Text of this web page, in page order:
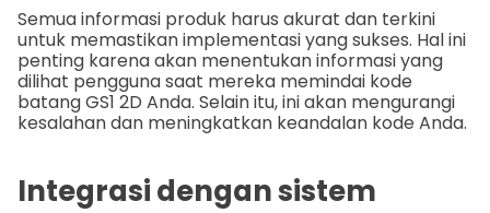
Semua informasi produk harus akurat dan terkini
untuk memastikan implementasi yang sukses. Hal ini
penting karena akan menentukan informasi yang
dilihat pengguna saat mereka memindai kode
batang GS1 2D Anda. Selain itu, ini akan mengurangi
kesalahan dan meningkatkan keandalan kode Anda.
Integrasi dengan sistem